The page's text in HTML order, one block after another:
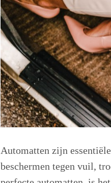
Automatten zijn
beschermen tegen vuil,